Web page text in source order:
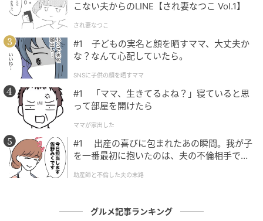
マイナビウーマン
STREET CHURROS 吉祥寺
こない夫からのLINE【され妻なつこ Vol.1】
され妻なつこ
#1 子どもの実名と顔を晒すママ、大丈夫か
な？なんて心配していたら。
SNSに子供の顔を晒すママ
#1 「ママ、生きてるよね？」寝ていると思
って部屋を開けたら
ママが家出した
#1 出産の喜びに包まれたあの瞬間。我が子
を一番最初に抱いたのは、夫の不倫相手でし
助産師と不倫した夫の末路
グルメ記事ランキング